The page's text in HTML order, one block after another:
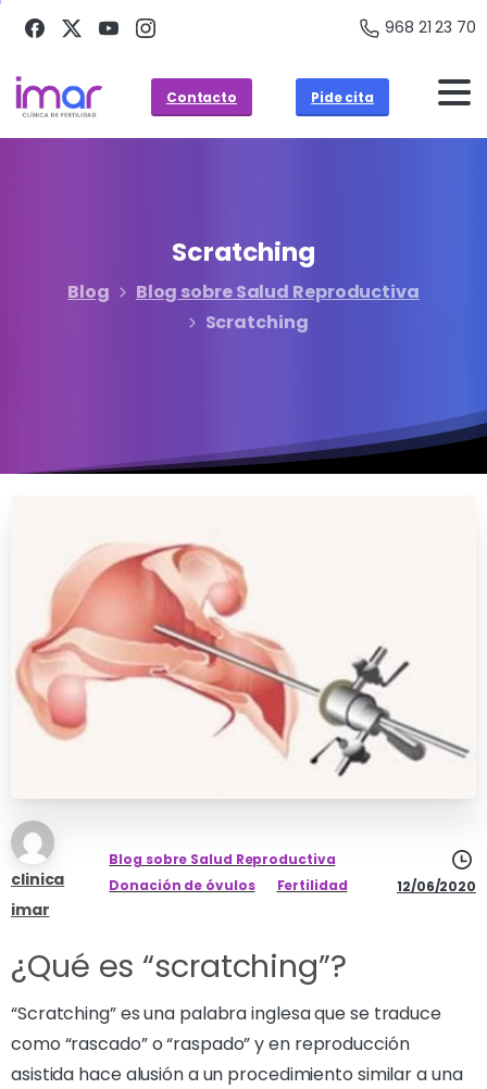
968 21 23 70
Contacto Pide cita
Scratching
Blog
Blog sobre Salud Reproductiva
Scratching
clinica
imar
Blog sobre Salud Reproductiva
Donación de óvulos
Fertilidad 12/06/2020
¿Qué es “scratching”?
“Scratching” es una palabra inglesa que se traduce
como “rascado” o “raspado” y en reproducción
asistida hace alusión a un procedimiento similar a una